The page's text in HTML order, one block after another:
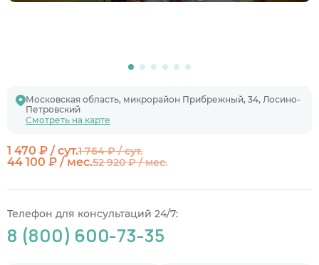
Московская область, микрорайон Прибрежный, 34, Лосино-
Петровский
Смотреть на карте
1 470 ₽ / сут.1 764 ₽ / сут.
44 100 ₽ / мес.52 920 ₽ / мес.
Телефон для консультаций 24/7:
8 (800) 600-73-35